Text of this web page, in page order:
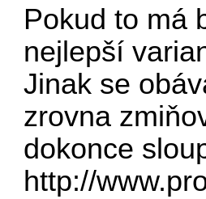
Pokud to má
nejlepší
Jinak se
zrovna
dokonce
http://